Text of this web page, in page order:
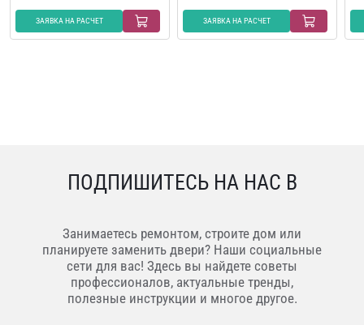
ЗАЯВКА НА РАСЧЕТ ЗАЯВКА НА РАСЧЕТ
ПОДПИШИТЕСЬ НА НАС В
Занимаетесь ремонтом, строите дом или
планируете заменить двери? Наши социальные
сети для вас! Здесь вы найдете советы
профессионалов, актуальные тренды,
полезные инструкции и многое другое.